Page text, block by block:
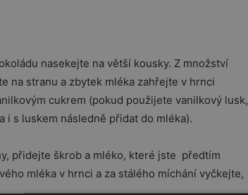
nasekejte na větší kousky. Z množství
na stranu a zbytek mléka zahřejte v hrnci
cukrem (pokud použijete vanilkový lusk,
i s luskem následně přidat do mléka).
přidejte škrob a mléko, které jste předtím
mléka v hrnci a za stálého míchání vyčkejte,